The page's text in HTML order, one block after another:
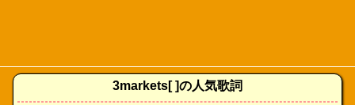
3markets[ ]の人気歌詞